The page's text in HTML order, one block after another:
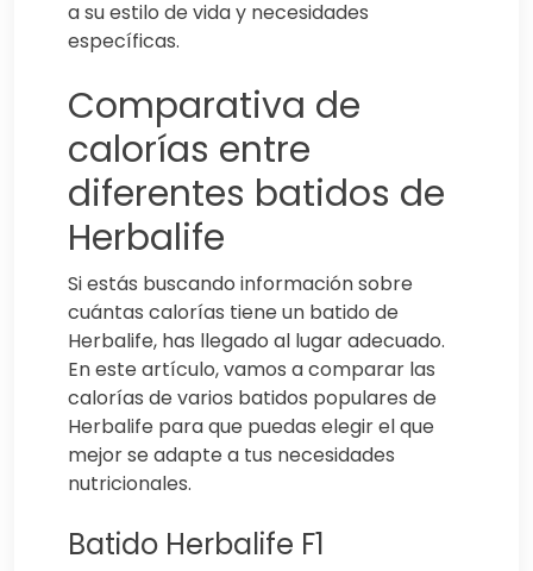
a su estilo de vida y necesidades
específicas.
Comparativa de
calorías entre
diferentes batidos de
Herbalife
Si estás buscando información sobre
cuántas calorías tiene un batido de
Herbalife, has llegado al lugar adecuado.
En este artículo, vamos a comparar las
calorías de varios batidos populares de
Herbalife para que puedas elegir el que
mejor se adapte a tus necesidades
nutricionales.
Batido Herbalife F1